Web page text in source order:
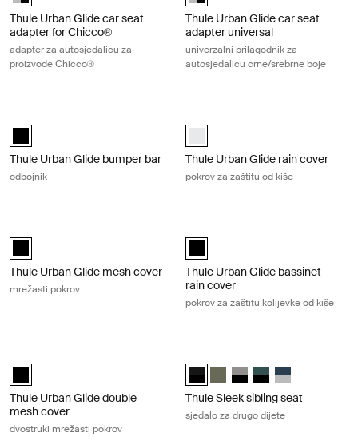
Thule Urban Glide car seat
adapter for Chicco®
adapter za autosjedalicu za
proizvode Chicco®
Thule Urban Glide car seat
adapter universal
univerzalni prilagodnik za
autosjedalicu crne/srebrne boje
Thule Urban Glide bumper bar Crna (selected)
Thule Urban Glide bumper bar
odbojnik
Thule Urban Glide rain cover
Thule Urban Glide rain cover
pokrov za zaštitu od kiše
Thule Urban Glide mesh cover Crna (selected)
Thule Urban Glide mesh cover
mrežasti pokrov
Thule Urban Glide bassinet rain
Thule Urban Glide bassinet
rain cover
pokrov za zaštitu kolijevke od kiše
Thule Urban Glide double mesh cover Crna (selected)
Thule Urban Glide double
mesh cover
dvostruki mrežasti pokrov
Thule Sleek sibling seat Midnight
Thule Sleek sibling seat
Thule Sleek sibling seat
Thule Sleek sibling
Thule Sleek
Thule Sleek sibling seat
sjedalo za drugo dijete